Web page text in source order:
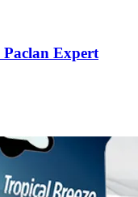
Paclan Expert